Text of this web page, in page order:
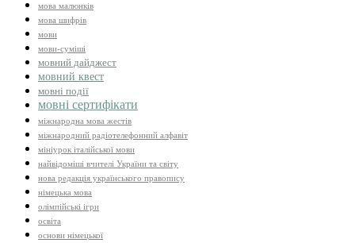
мова малюнків
мова шифрів
мови
мови-суміші
мовний дайджест
мовний квест
мовні події
мовні сертифікати
міжнародна мова жестів
міжнародний радіотелефонний алфавіт
мініурок італійської мови
найвідоміші вчителі України та світу
нова редакція українського правопису
німецька мова
олімпійські ігри
освіта
основи німецької